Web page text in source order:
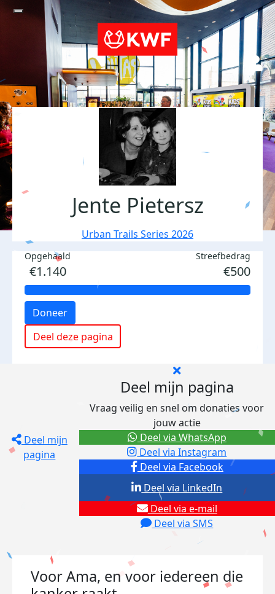
Jente Pietersz
Urban Trails Series 2026
Opgehaald
€1.140
Streefbedrag
€500
Doneer
Deel deze pagina
Deel mijn
pagina
Deel mijn pagina
Vraag veilig en snel om donaties voor
jouw actie
Deel via Facebook
Deel via Instagram
Deel via e-mail
Deel via SMS
Deel via LinkedIn
Deel via WhatsApp
Voor Ama, en voor iedereen die